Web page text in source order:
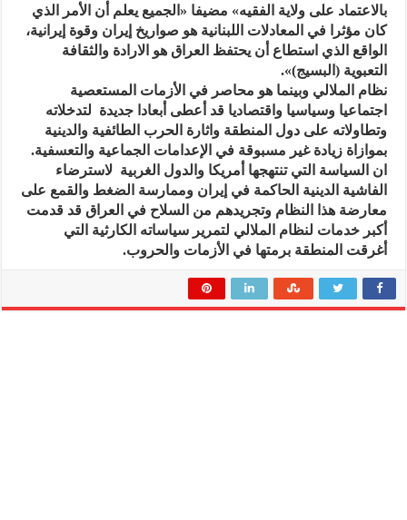
بالاعتماد على ولاية الفقيه» مضيفا «الجميع يعلم أن الأمر الذي
كان مؤثرا في المعادلات اللبنانية هو صواريخ إيران وقوة إيرانية،
الواقع الذي استطاع أن يحتفظ العراق هو الارادة والثقافة
التعبوية (البسيج)».
نظام الملالي وبينما هو محاصر في الأزمات المستعصية
اجتماعيا وسياسيا واقتصاديا قد أعطى أبعادا جديدة لتدخلاته
وتطاولاته على دول المنطقة واثارة الحرب الطائفية والدينية
بموازاة زيادة غير مسبوقة في الإعدامات الجماعية والتعسفية.
ان السياسة التي تنتهجها أمريكا والدول الغربية لاسترضاء
الفاشية الدينية الحاكمة في إيران وممارسة الضغط والقمع على
معارضة هذا النظام وتجريدهم من السلاح في العراق قد قدمت
أكبر خدمات لنظام الملالي لتمرير سياساته الكارثية التي
أغرقت المنطقة برمتها في الأزمات والحروب.